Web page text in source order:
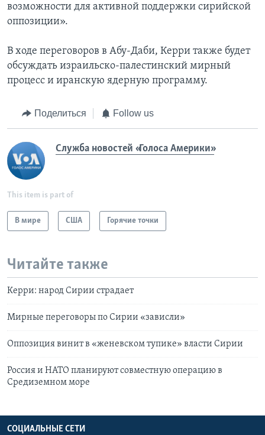
возможности для активной поддержки сирийской
оппозиции».
В ходе переговоров в Абу-Даби, Керри также будет
обсуждать израильско-палестинский мирный
процесс и иранскую ядерную программу.
Поделиться Follow us
Служба новостей «Голоса Америки»
This item is part of
В мире США Горячие точки
Читайте также
Керри: народ Сирии страдает
Мирные переговоры по Сирии «зависли»
Оппозиция винит в «женевском тупике» власти Сирии
Россия и НАТО планируют совместную операцию в
Средиземном море
СОЦИАЛЬНЫЕ СЕТИ